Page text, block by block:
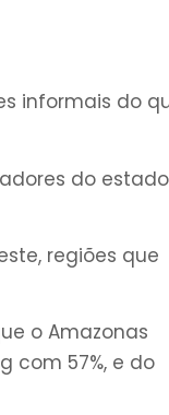
informais do
do estado
regiões que
o Amazonas
com 57%, e do